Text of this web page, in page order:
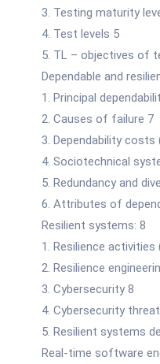
3. Testing maturity
4. Test levels 5
5. TL – objectives of
Dependable and
1. Principal
2. Causes of failure 7
3. Dependability
4. Sociotechnical
5. Redundancy and
6. Attributes of
Resilient systems: 8
1. Resilience activities
2. Resilience
3. Cybersecurity 8
4. Cybersecurity
5. Resilient systems
Real-time software